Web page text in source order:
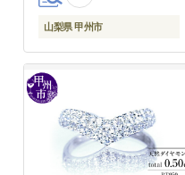
山梨県 甲州市